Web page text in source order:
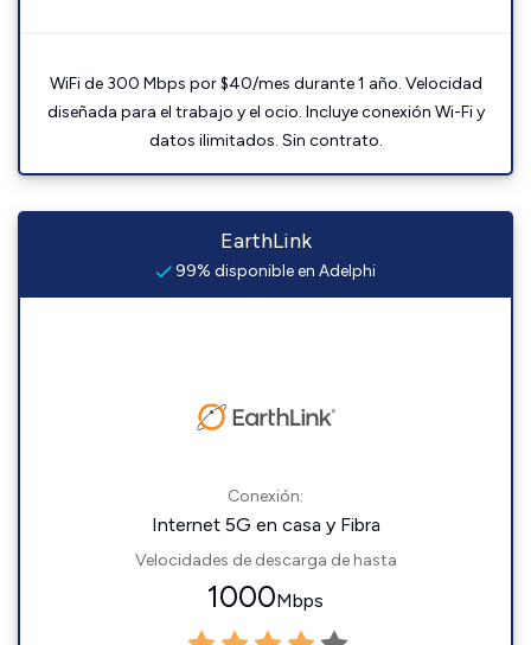
WiFi de 300 Mbps por $40/mes durante 1 año. Velocidad
diseñada para el trabajo y el ocio. Incluye conexión Wi-Fi y
datos ilimitados. Sin contrato.
EarthLink
99% disponible en Adelphi
Conexión:
Internet 5G en casa y Fibra
Velocidades de descarga de hasta
1000Mbps